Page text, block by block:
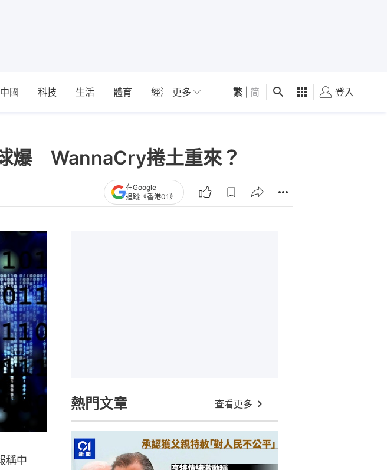
中國 科技 生活 體育 經濟 01深圳 觀點 健康 好食玩飛
更多 繁 简 登入
爆 WannaCry捲土重來？
在Google
追蹤《香港01》
稱中
熱門文章 查看更多